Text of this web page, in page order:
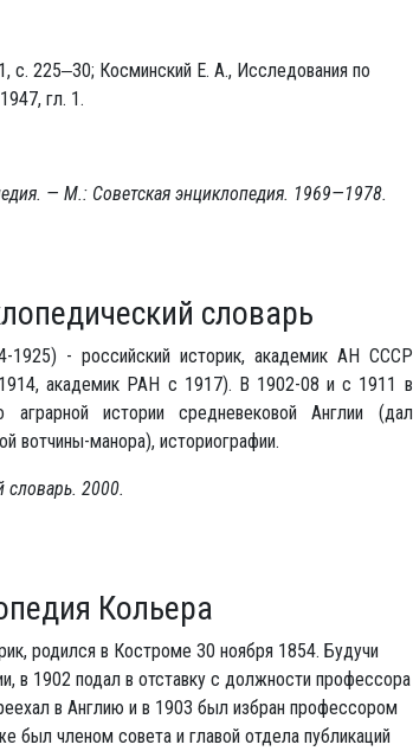
с. 225‒30; Косминский Е. А., Исследования по
гл. 1.
— М.: Советская энциклопедия. 1969—1978.
словарь
1925) - российский историк, академик АН СССР
академик РАН с 1917). В 1902-08 и с 1911 в
аграрной истории средневековой Англии (дал
вотчины-манора), историографии.
словарь. 2000.
Кольера
родился в Костроме 30 ноября 1854. Будучи
в 1902 подал в отставку с должности профессора
в Англию и в 1903 был избран профессором
был членом совета и главой отдела публикаций